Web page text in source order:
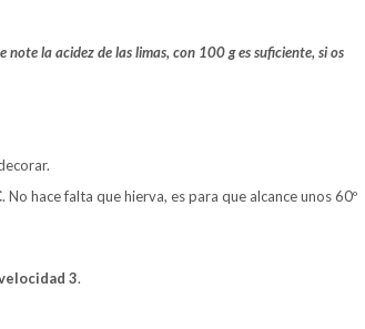
note la acidez de las limas, con 100 g es suficiente, si os
. No hace falta que hierva, es para que alcance unos 60º
3.